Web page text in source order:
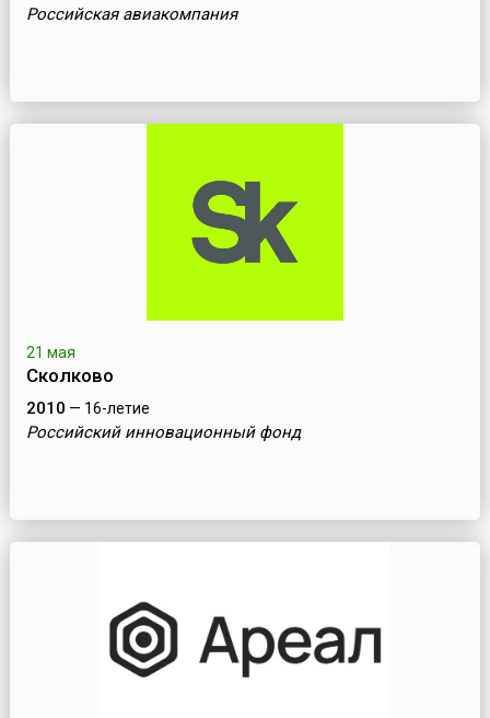
Российская авиакомпания
21 мая
Сколково
2010 — 16-летие
Российский инновационный фонд